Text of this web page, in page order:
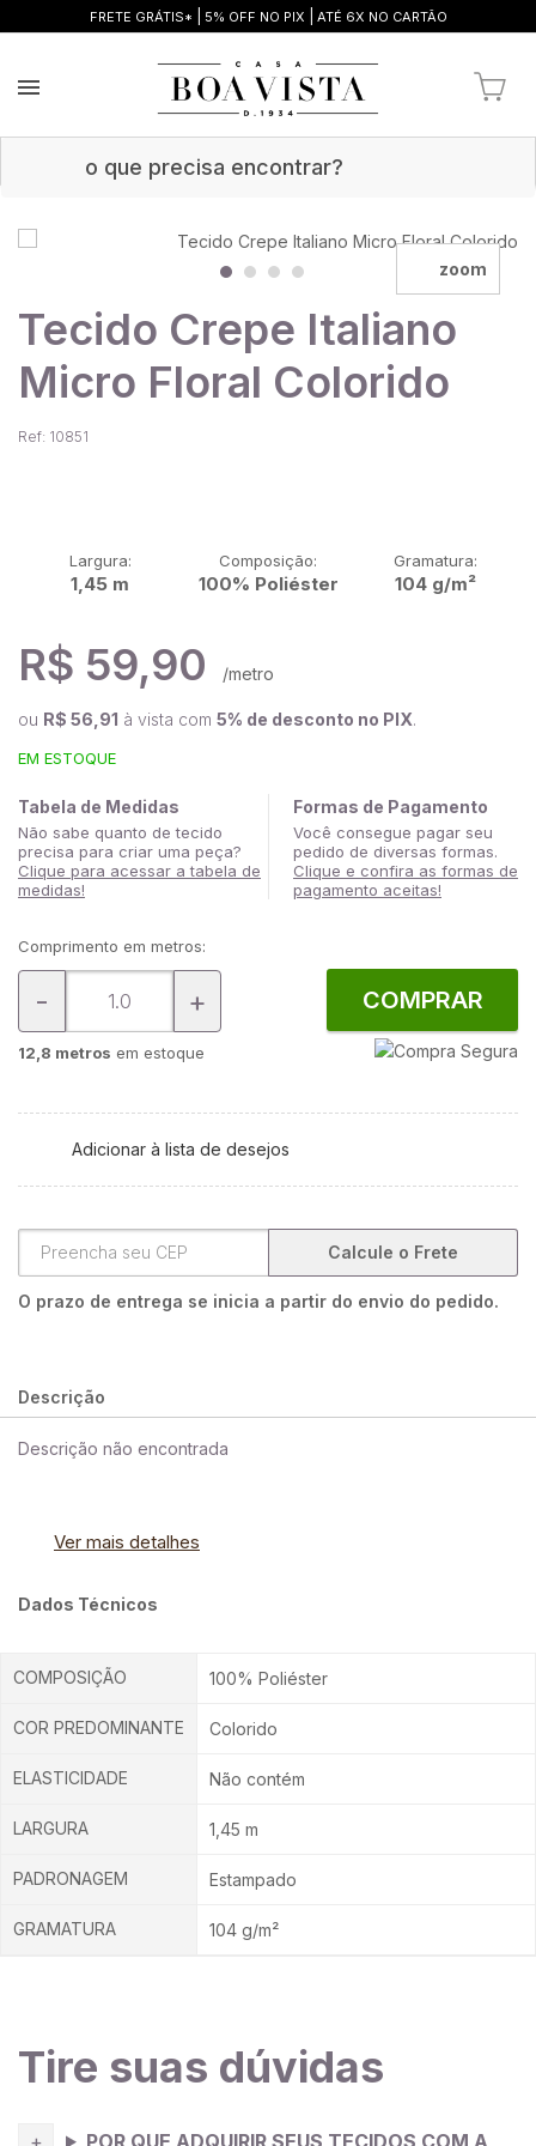
FRETE GRÁTIS* 5% OFF NO PIX ATÉ 6X NO CARTÃO
zoom
Tecido Crepe Italiano
Micro Floral Colorido
Ref: 10851
Largura:
1,45 m
Composição:
100% Poliéster
Gramatura:
104 g/m²
R$ 59,90 /metro
ou R$ 56,91 à vista com 5% de desconto no PIX.
EM ESTOQUE
Tabela de Medidas
Não sabe quanto de tecido
precisa para criar uma peça?
Clique para acessar a tabela de
medidas!
Formas de Pagamento
Você consegue pagar seu
pedido de diversas formas.
Clique e confira as formas de
pagamento aceitas!
Comprimento em metros:
- +
12,8 metros em estoque
COMPRAR
Adicionar à lista de desejos
Calcule o Frete
O prazo de entrega se inicia a partir do envio do pedido.
Descrição
Descrição não encontrada
Ver mais detalhes
Dados Técnicos
COMPOSIÇÃO 100% Poliéster
COR PREDOMINANTE Colorido
ELASTICIDADE Não contém
LARGURA 1,45 m
PADRONAGEM Estampado
GRAMATURA 104 g/m²
Tire suas dúvidas
POR QUE ADQUIRIR SEUS TECIDOS COM A